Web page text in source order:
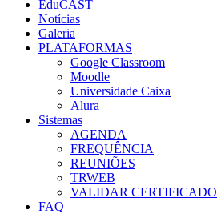
EduCAST
Notícias
Galeria
PLATAFORMAS
Google Classroom
Moodle
Universidade Caixa
Alura
Sistemas
AGENDA
FREQUÊNCIA
REUNIÕES
TRWEB
VALIDAR CERTIFICADO
FAQ